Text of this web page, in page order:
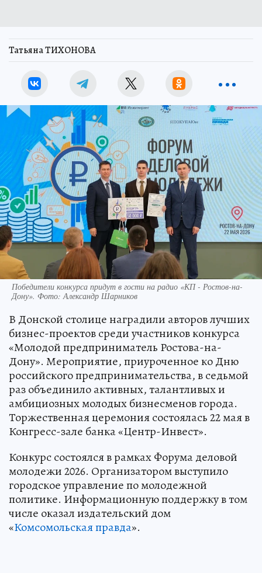
Татьяна ТИХОНОВА
Победители конкурса придут в гости на радио «КП - Ростов-на-
Дону». Фото: Александр Шарников
В Донской столице наградили авторов лучших
бизнес-проектов среди участников конкурса
«Молодой предприниматель Ростова-на-
Дону». Мероприятие, приуроченное ко Дню
российского предпринимательства, в седьмой
раз объединило активных, талантливых и
амбициозных молодых бизнесменов города.
Торжественная церемония состоялась 22 мая в
Конгресс-зале банка «Центр-Инвест».
Конкурс состоялся в рамках Форума деловой
молодежи 2026. Организатором выступило
городское управление по молодежной
политике. Информационную поддержку в том
числе оказал издательский дом
«Комсомольская правда».